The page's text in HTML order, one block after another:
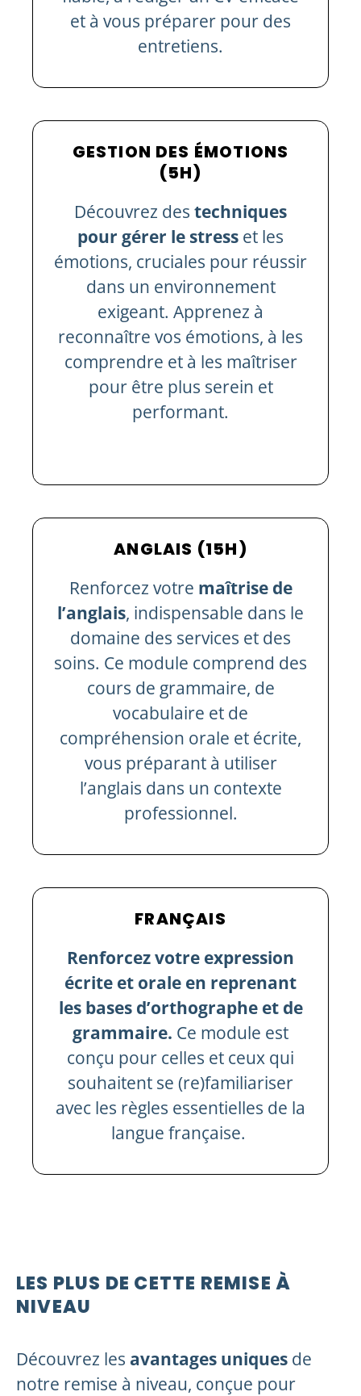
et à vous préparer pour des
entretiens.
GESTION DES ÉMOTIONS
(5H)
Découvrez des techniques
pour gérer le stress et les
émotions, cruciales pour réussir
dans un environnement
exigeant. Apprenez à
reconnaître vos émotions, à les
comprendre et à les maîtriser
pour être plus serein et
performant.
ANGLAIS (15H)
Renforcez votre maîtrise de
l’anglais, indispensable dans le
domaine des services et des
soins. Ce module comprend des
cours de grammaire, de
vocabulaire et de
compréhension orale et écrite,
vous préparant à utiliser
l’anglais dans un contexte
professionnel.
FRANÇAIS
Renforcez votre expression
écrite et orale en reprenant
les bases d’orthographe et de
grammaire. Ce module est
conçu pour celles et ceux qui
souhaitent se (re)familiariser
avec les règles essentielles de la
langue française.
LES PLUS DE CETTE REMISE À
NIVEAU
Découvrez les avantages uniques de
notre remise à niveau, conçue pour